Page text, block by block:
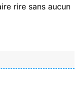
rire sans aucun